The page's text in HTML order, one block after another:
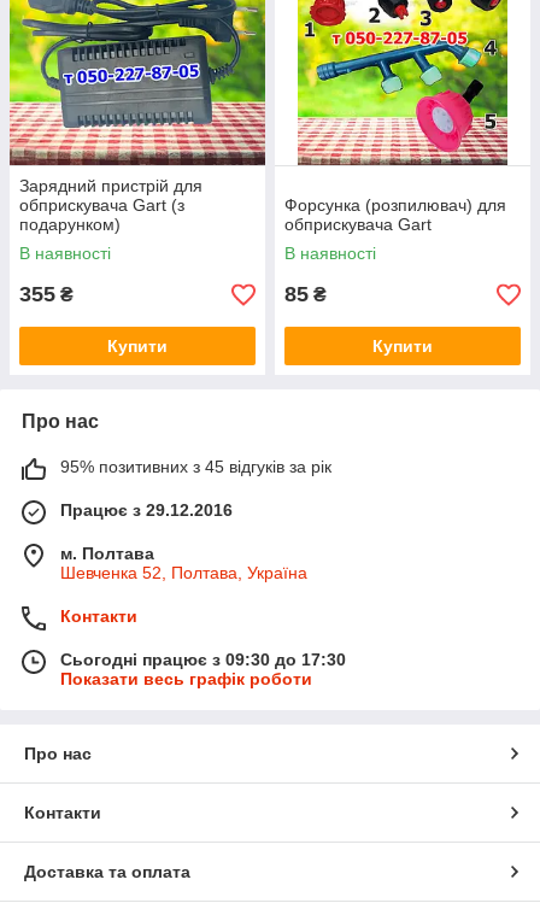
Зарядний пристрій для
обприскувача Gart (з
подарунком)
В наявності
355 ₴
Купити
Форсунка (розпилювач) для
обприскувача Gart
В наявності
85 ₴
Купити
Про нас
95% позитивних з 45 відгуків за рік
Працює з 29.12.2016
м. Полтава
Шевченка 52, Полтава, Україна
Контакти
Сьогодні працює з 09:30 до 17:30
Показати весь графік роботи
Про нас
Контакти
Доставка та оплата